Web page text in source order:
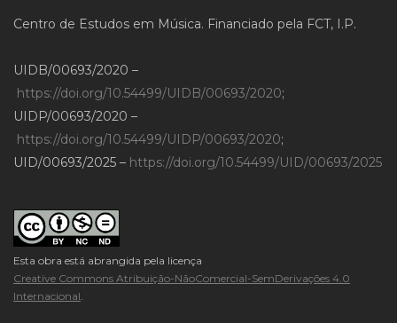
Centro de Estudos em Música. Financiado pela FCT, I.P.
UIDB/00693/2020 –
https://doi.org/10.54499/UIDB/00693/2020;
UIDP/00693/2020 –
https://doi.org/10.54499/UIDP/00693/2020;
UID/00693/2025 – https://doi.org/10.54499/UID/00693/2025
Esta obra está abrangida pela licença
Creative Commons Atribuição-NãoComercial-SemDerivações 4.0
Internacional